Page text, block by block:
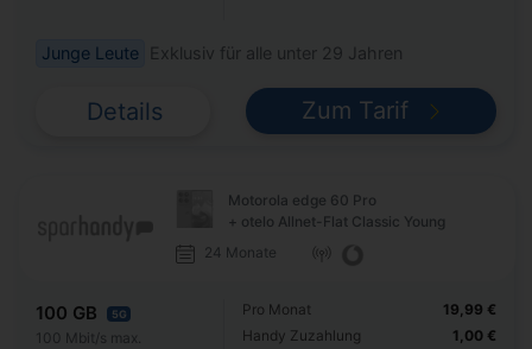
Junge Leute Exklusiv für alle unter 29 Jahren
Details Zum Tarif
Motorola edge 60 Pro
+ otelo Allnet-Flat Classic Young
24 Monate
100 GB 5G
100 Mbit/s max.
Pro Monat
Handy Zuzahlung
19,99 €
1,00 €